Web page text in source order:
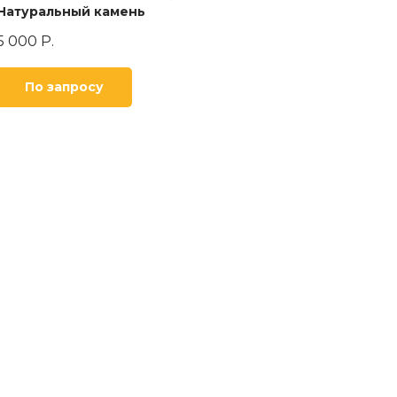
камень
000 Р.
По запросу